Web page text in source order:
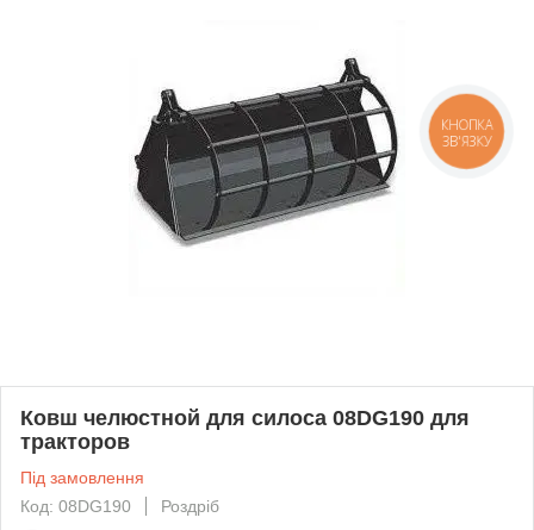
Ковш челюстной для силоса 08DG190 для
тракторов
Під замовлення
Код: 08DG190
Роздріб
КНОПКА
ЗВ'ЯЗКУ